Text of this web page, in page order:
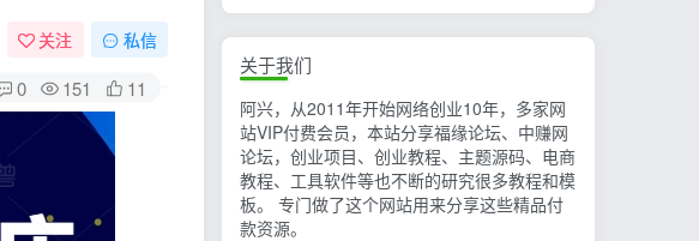
关注 私信
0 151 11
关于我们
阿兴，从2011年开始网络创业10年，多家网
站VIP付费会员，本站分享福缘论坛、中赚网
论坛，创业项目、创业教程、主题源码、电商
教程、工具软件等也不断的研究很多教程和模
板。 专门做了这个网站用来分享这些精品付
款资源。